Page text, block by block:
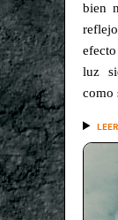
bien
luz
como